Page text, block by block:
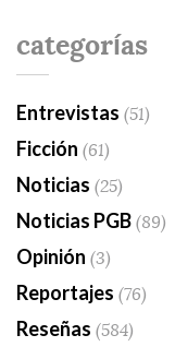
categorías
Entrevistas (51)
Ficción (61)
Noticias (25)
Noticias PGB(89)
Opinión (3)
Reportajes (76)
Reseñas (584)